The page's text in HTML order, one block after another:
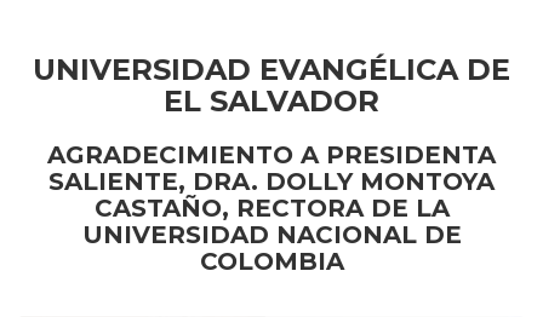
UNIVERSIDAD EVANGÉLICA DE
EL SALVADOR
AGRADECIMIENTO A PRESIDENTA
SALIENTE, DRA. DOLLY MONTOYA
CASTAÑO, RECTORA DE LA
UNIVERSIDAD NACIONAL DE
COLOMBIA